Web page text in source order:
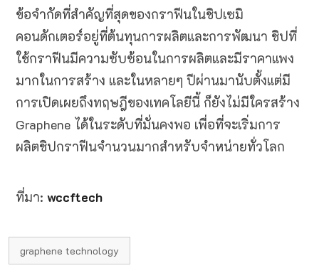
ข้อจำกัดที่สำคัญที่สุดของกราฟีนในชิปเซมิ
คอนดักเตอร์อยู่ที่ต้นทุนการผลิตและการพัฒนา ชิปที่
ใช้กราฟีนมีความซับซ้อนในการผลิตและมีราคาแพง
มากในการสร้าง และในหลายๆ ปีผ่านมานับตั้งแต่มี
การเปิดเผยถึงทฤษฎีของเทคโลยีนี้ ก็ยังไม่มีใครสร้าง
Graphene ได้ในระดับที่มั่นคงพอ เพื่อที่จะเริ่มการ
ผลิตชิปกราฟีนจำนวนมากสำหรับจำหน่ายทั่วโลก
ที่มา: wccftech
graphene technology